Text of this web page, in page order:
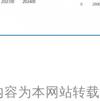
为本网站转